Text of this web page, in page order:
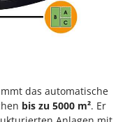
das automatische
bis zu 5000 m². Er